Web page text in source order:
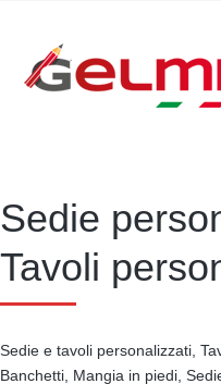
Sedie
Tavoli
Sedie e tavoli personalizzati,
Banchetti, Mangia in piedi,